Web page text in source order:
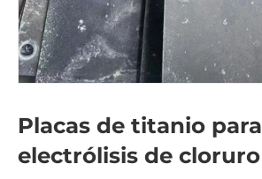
Placas de titanio para
electrólisis de cloruro